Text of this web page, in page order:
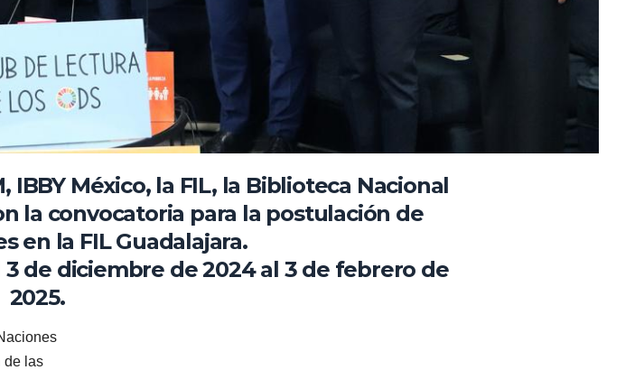
IBBY México, la FIL, la Biblioteca Nacional
la convocatoria para la postulación de
en la FIL Guadalajara.
de diciembre de 2024 al 3 de febrero de
2025.
de las